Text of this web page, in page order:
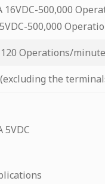
16VDC-500,000
500,000
120 Operations/minute
the
5VDC